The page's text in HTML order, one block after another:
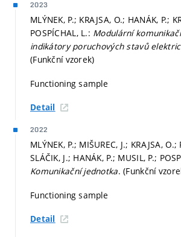
2023
MLÝNEK, P.; KRAJSA, O.; HANÁK, P.;
POSPÍCHAL, L.: Modulární
indikátory poruchových stavů
(Funkční vzorek)
Functioning sample
Detail
2022
MLÝNEK, P.; MIŠUREC, J.; KRAJSA, O.;
SLÁČIK, J.; HANÁK, P.; MUSIL, P.;
Komunikační jednotka. (Funkční
Functioning sample
Detail